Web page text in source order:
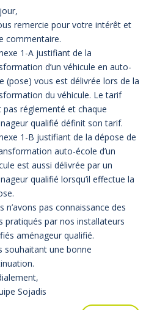
remercie pour votre intérêt et
commentaire.
1-A justifiant de la
d’un véhicule en auto-
(pose) vous est délivrée lors de la
du véhicule. Le tarif
pas réglementé et chaque
qualifié définit son tarif.
1-B justifiant de la dépose de
auto-école d’un
est aussi délivrée par un
qualifié lorsqu’il effectue la
n’avons pas connaissance des
pratiqués par nos installateurs
aménageur qualifié.
souhaitant une bonne
Sojadis